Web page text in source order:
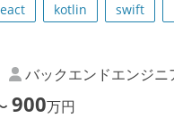
kotlin swift
バックエンドエンジニ
900万円